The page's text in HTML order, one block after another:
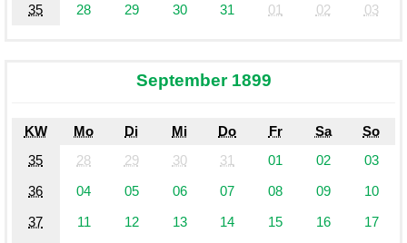
35
28 29 30 31 01 02 03
September 1899
KW Mo Di Mi Do Fr Sa
So
35
28 29 30 31 01 02
03
36
04 05 06 07 08 09
10
37
11 12 13 14 15 16
17